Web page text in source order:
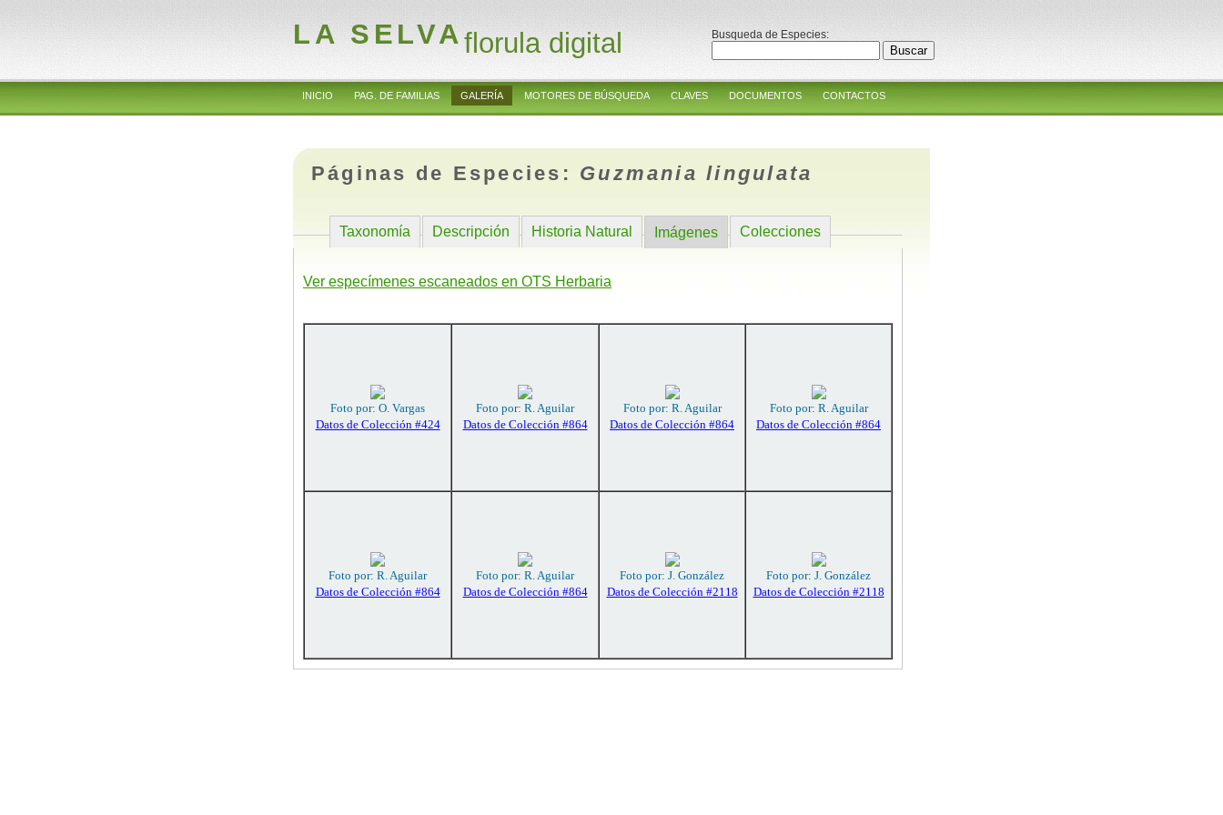
LA SELVAflorula digital Busqueda de Especies:
INICIO PAG. DE FAMILIAS GALERÍA MOTORES DE BÚSQUEDA CLAVES DOCUMENTOS CONTACTOS
Páginas de Especies: Guzmania lingulata
Taxonomía Descripción Historia Natural Imágenes Colecciones
Ver especímenes escaneados en OTS Herbaria
Foto por: O. Vargas
Datos de Colección #424
Foto por: R. Aguilar
Datos de Colección #864
Foto por: R. Aguilar
Datos de Colección #864
Foto por: R. Aguilar
Datos de Colección #864
Foto por: R. Aguilar
Datos de Colección #864
Foto por: R. Aguilar
Datos de Colección #864
Foto por: J. González
Datos de Colección #2118
Foto por: J. González
Datos de Colección #2118